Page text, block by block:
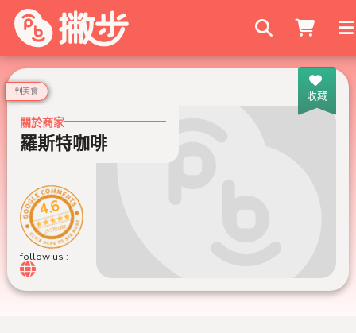
搜尋商家
收藏
美食
關於商家
羅斯特咖啡
4.6
299 則評論
follow us :